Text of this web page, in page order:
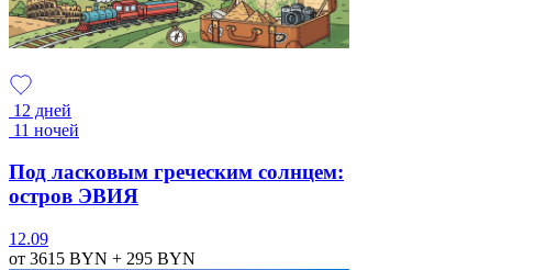
12 дней
11 ночей
Под ласковым греческим солнцем:
остров ЭВИЯ
12.09
от 3615 BYN + 295 BYN